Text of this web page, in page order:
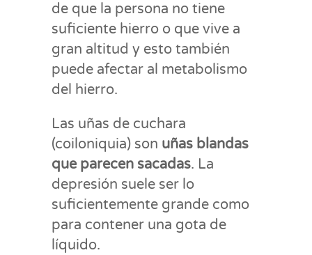
de que la persona no tiene
suficiente hierro o que vive a
gran altitud y esto también
puede afectar al metabolismo
del hierro.
Las uñas de cuchara
(coiloniquia) son uñas blandas
que parecen sacadas. La
depresión suele ser lo
suficientemente grande como
para contener una gota de
líquido.